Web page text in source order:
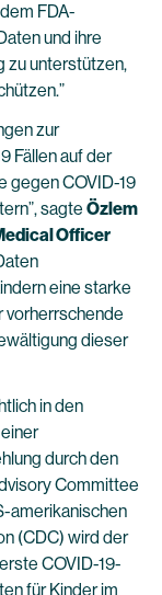
FDA-
und ihre
zu unterstützen,
zur
Fällen auf der
gegen COVID-19
sagte Özlem
Officer
eine starke
vorherrschende
dieser
in den
durch den
Committee
amerikanischen
(CDC) wird der
COVID-19-
für Kinder im